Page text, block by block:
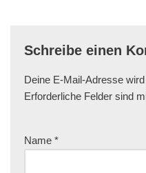
Schreibe einen
Deine E-Mail-Adresse
Erforderliche Felder sind
Name *